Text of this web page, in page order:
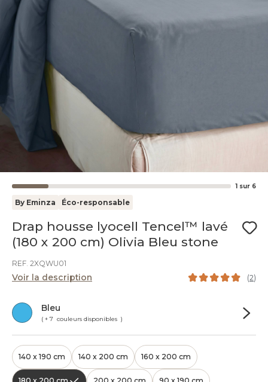
1 sur 6
By Eminza Éco-responsable
Drap housse lyocell Tencel™ lavé
(180 x 200 cm) Olivia Bleu stone
REF. 2XQWU01
Voir la description (2)
Bleu
( + 7 couleurs disponibles )
140 x 190 cm 140 x 200 cm 160 x 200 cm